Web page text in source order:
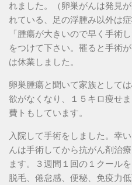
れました。（卵巣がんは発見
れている、足の浮腫み以外は
「腫瘍が大きいので早く手術
をつけて下さい。罹ると手術
は休業しました。
卵巣腫瘍と聞いて家族として
欲がなくなり、１５キロ痩せ
費トもしています。
入院して手術をしました。幸
んは手術してから抗がん剤治
ます。３週間１回の１クール
脱毛、倦怠感、便秘、免疫力